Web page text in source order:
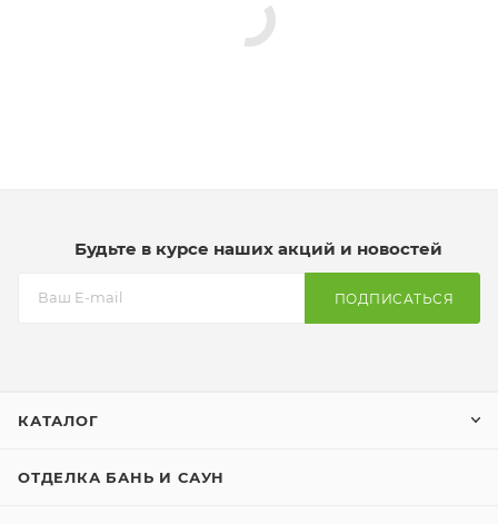
Будьте в курсе наших акций и новостей
ПОДПИСАТЬСЯ
КАТАЛОГ
ОТДЕЛКА БАНЬ И САУН